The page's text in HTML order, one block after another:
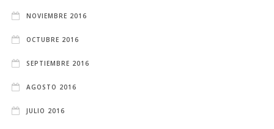
NOVIEMBRE 2016
OCTUBRE 2016
SEPTIEMBRE 2016
AGOSTO 2016
JULIO 2016